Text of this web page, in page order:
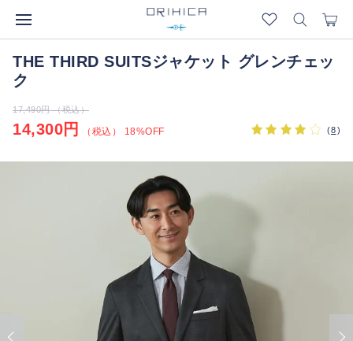
THE THIRD SUITSジャケット グレンチェッ
ク
17,490円 （税込）
14,300円 （税込） 18%OFF (8)